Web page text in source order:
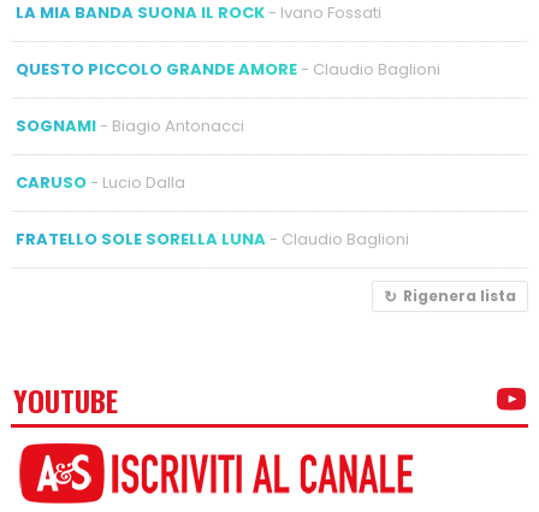
LA MIA BANDA SUONA IL ROCK- Ivano Fossati
QUESTO PICCOLO GRANDE AMORE- Claudio Baglioni
SOGNAMI- Biagio Antonacci
CARUSO- Lucio Dalla
FRATELLO SOLE SORELLA LUNA- Claudio Baglioni
Rigenera lista
YOUTUBE